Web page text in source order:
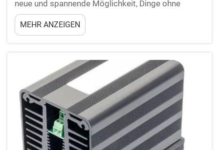
neue und spannende Möglichkeit, Dinge ohne
schädliche Gase zu kühlen. Diese Methode ist
umweltfreundlich und kann zur Verringerung der
Umweltverschmutzung beitragen. Zum Beispiel
MEHR ANZEIGEN